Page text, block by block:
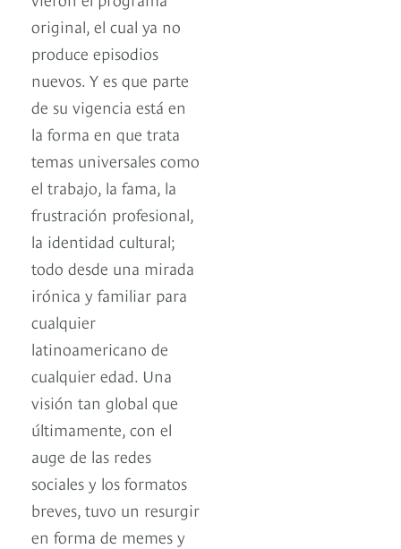
original, el cual ya no
produce episodios
nuevos. Y es que parte
de su vigencia está en
la forma en que trata
temas universales como
el trabajo, la fama, la
frustración profesional,
la identidad cultural;
todo desde una mirada
irónica y familiar para
cualquier
latinoamericano de
cualquier edad. Una
visión tan global que
últimamente, con el
auge de las redes
sociales y los formatos
breves, tuvo un resurgir
en forma de memes y